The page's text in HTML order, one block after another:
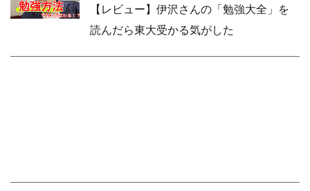
【レビュー】伊沢さんの「勉強大全」を
読んだら東大受かる気がした